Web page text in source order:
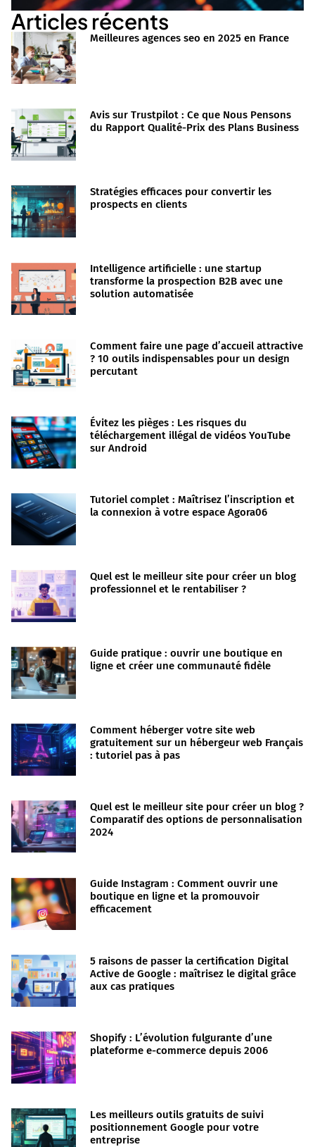
Articles récents
Meilleures agences seo en 2025 en France
Avis sur Trustpilot : Ce que Nous Pensons
du Rapport Qualité-Prix des Plans Business
Stratégies efficaces pour convertir les
prospects en clients
Intelligence artificielle : une startup
transforme la prospection B2B avec une
solution automatisée
Comment faire une page d’accueil attractive
? 10 outils indispensables pour un design
percutant
Évitez les pièges : Les risques du
téléchargement illégal de vidéos YouTube
sur Android
Tutoriel complet : Maîtrisez l’inscription et
la connexion à votre espace Agora06
Quel est le meilleur site pour créer un blog
professionnel et le rentabiliser ?
Guide pratique : ouvrir une boutique en
ligne et créer une communauté fidèle
Comment héberger votre site web
gratuitement sur un hébergeur web Français
: tutoriel pas à pas
Quel est le meilleur site pour créer un blog ?
Comparatif des options de personnalisation
2024
Guide Instagram : Comment ouvrir une
boutique en ligne et la promouvoir
efficacement
5 raisons de passer la certification Digital
Active de Google : maîtrisez le digital grâce
aux cas pratiques
Shopify : L’évolution fulgurante d’une
plateforme e-commerce depuis 2006
Les meilleurs outils gratuits de suivi
positionnement Google pour votre
entreprise